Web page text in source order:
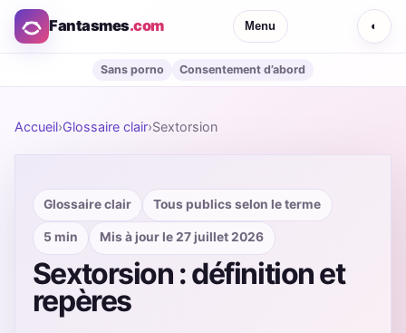
Fantasmes.com Menu ◐
Sans porno Consentement d’abord
Accueil›Glossaire clair›Sextorsion
Glossaire clair Tous publics selon le terme
5 min Mis à jour le 27 juillet 2026
Sextorsion : définition et
repères